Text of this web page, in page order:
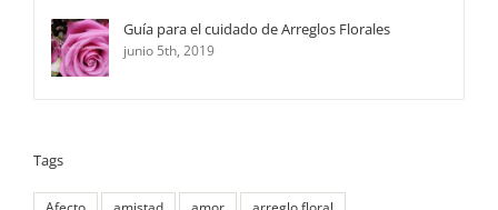
Guía para el cuidado de Arreglos Florales
junio 5th, 2019
Tags